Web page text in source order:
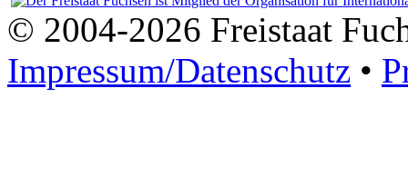
© 2004-2026 Freistaat
Impressum/Datenschutz •